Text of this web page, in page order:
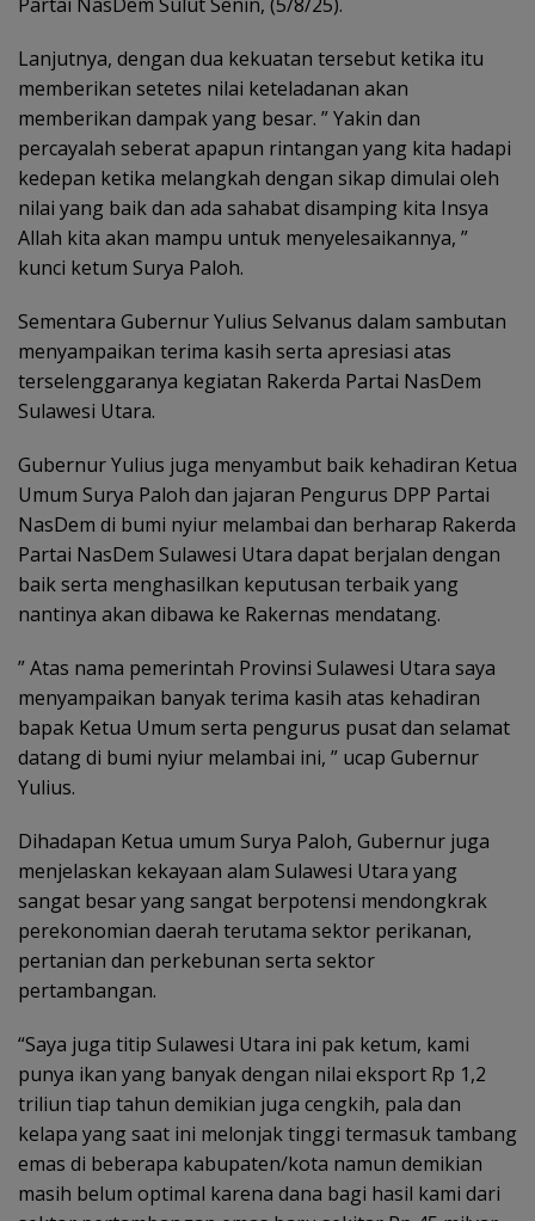
Lanjutnya, dengan dua kekuatan tersebut ketika itu
memberikan setetes nilai keteladanan akan
memberikan dampak yang besar. ” Yakin dan
percayalah seberat apapun rintangan yang kita hadapi
kedepan ketika melangkah dengan sikap dimulai oleh
nilai yang baik dan ada sahabat disamping kita Insya
Allah kita akan mampu untuk menyelesaikannya, ”
kunci ketum Surya Paloh.
Sementara Gubernur Yulius Selvanus dalam sambutan
menyampaikan terima kasih serta apresiasi atas
terselenggaranya kegiatan Rakerda Partai NasDem
Sulawesi Utara.
Gubernur Yulius juga menyambut baik kehadiran Ketua
Umum Surya Paloh dan jajaran Pengurus DPP Partai
NasDem di bumi nyiur melambai dan berharap Rakerda
Partai NasDem Sulawesi Utara dapat berjalan dengan
baik serta menghasilkan keputusan terbaik yang
nantinya akan dibawa ke Rakernas mendatang.
” Atas nama pemerintah Provinsi Sulawesi Utara saya
menyampaikan banyak terima kasih atas kehadiran
bapak Ketua Umum serta pengurus pusat dan selamat
datang di bumi nyiur melambai ini, ” ucap Gubernur
Yulius.
Dihadapan Ketua umum Surya Paloh, Gubernur juga
menjelaskan kekayaan alam Sulawesi Utara yang
sangat besar yang sangat berpotensi mendongkrak
perekonomian daerah terutama sektor perikanan,
pertanian dan perkebunan serta sektor
pertambangan.
“Saya juga titip Sulawesi Utara ini pak ketum, kami
punya ikan yang banyak dengan nilai eksport Rp 1,2
triliun tiap tahun demikian juga cengkih, pala dan
kelapa yang saat ini melonjak tinggi termasuk tambang
emas di beberapa kabupaten/kota namun demikian
masih belum optimal karena dana bagi hasil kami dari